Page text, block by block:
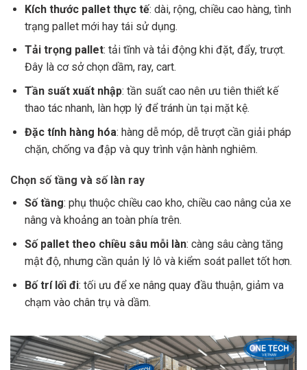
Kích thước pallet thực tế: dài, rộng, chiều cao hàng, tình
trạng pallet mới hay tái sử dụng.
Tải trọng pallet: tải tĩnh và tải động khi đặt, đẩy, trượt.
Đây là cơ sở chọn dầm, ray, cart.
Tần suất xuất nhập: tần suất cao nên ưu tiên thiết kế
thao tác nhanh, làn hợp lý để tránh ùn tại mặt kệ.
Đặc tính hàng hóa: hàng dễ móp, dễ trượt cần giải pháp
chặn, chống va đập và quy trình vận hành nghiêm.
Chọn số tầng và số làn ray
Số tầng: phụ thuộc chiều cao kho, chiều cao nâng của xe
nâng và khoảng an toàn phía trên.
Số pallet theo chiều sâu mỗi làn: càng sâu càng tăng
mật độ, nhưng cần quản lý lô và kiểm soát pallet tốt hơn.
Bố trí lối đi: tối ưu để xe nâng quay đầu thuận, giảm va
chạm vào chân trụ và dầm.